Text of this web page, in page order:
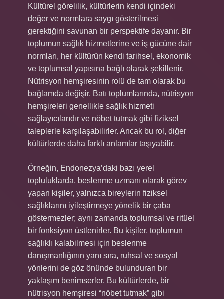
Kültürel görelilik, kültürlerin kendi içindeki
değer ve normlara saygı gösterilmesi
gerektiğini savunan bir perspektife dayanır. Bir
toplumun sağlık hizmetlerine ve iş gücüne dair
normları, her kültürün kendi tarihsel, ekonomik
ve toplumsal yapısına bağlı olarak şekillenir.
Nütrisyon hemşiresinin rolü de tam olarak bu
bağlamda değişir. Batı toplumlarında, nütrisyon
hemşireleri genellikle sağlık hizmeti
sağlayıcılarıdır ve nöbet tutmak gibi fiziksel
taleplerle karşılaşabilirler. Ancak bu rol, diğer
kültürlerde daha farklı anlamlar taşıyabilir.
Örneğin, Endonezya’daki bazı yerel
topluluklarda, beslenme uzmanı olarak görev
yapan kişiler, yalnızca bireylerin fiziksel
sağlıklarını iyileştirmeye yönelik bir çaba
göstermezler; aynı zamanda toplumsal ve ritüel
bir fonksiyon üstlenirler. Bu kişiler, toplumun
sağlıklı kalabilmesi için beslenme
danışmanlığının yanı sıra, ruhsal ve sosyal
yönlerini de göz önünde bulunduran bir
yaklaşım benimserler. Bu kültürlerde, bir
nütrisyon hemşiresi “nöbet tutmak” gibi